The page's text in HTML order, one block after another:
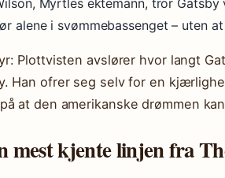
alene i svømmebassenget – uten
Plottvisten avslører hvor langt
Han ofrer seg selv for en
at den amerikanske drømmen
mest kjente linjen fra